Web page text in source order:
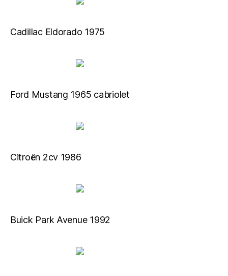
Cadillac Eldorado 1975
Ford Mustang 1965 cabriolet
Citroën 2cv 1986
Buick Park Avenue 1992